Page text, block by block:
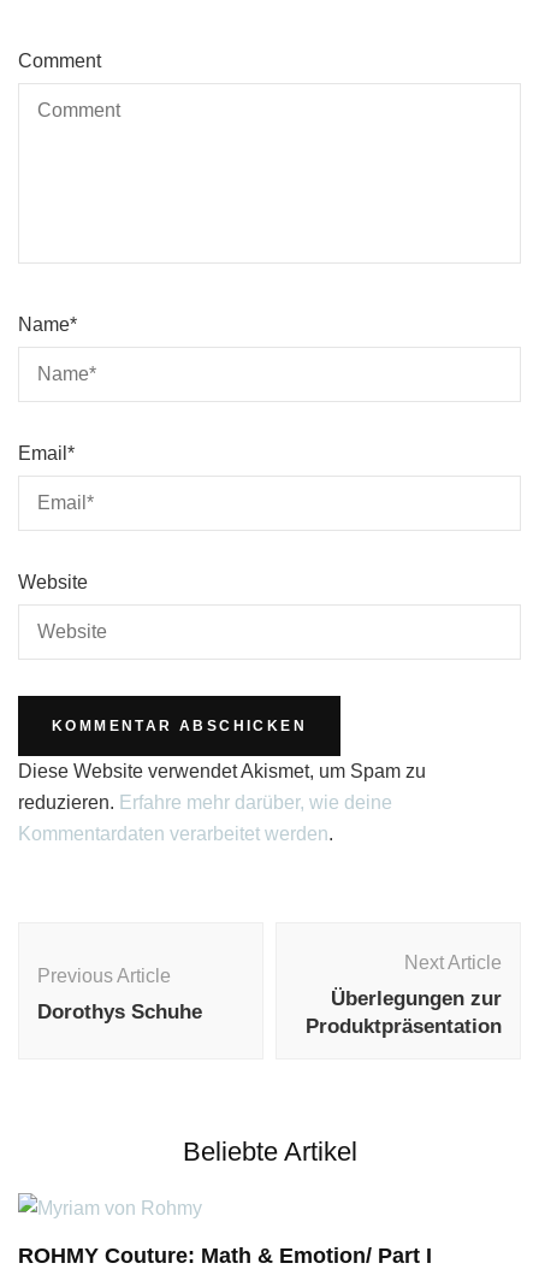
Comment
Name*
Email *
Website
Diese Website verwendet Akismet, um Spam zu
reduzieren. Erfahre mehr darüber, wie deine
Kommentardaten verarbeitet werden.
Navigation
Previous Article
Dorothys Schuhe
Next Article
Überlegungen zur
Produktpräsentation
Beliebte Artikel
ROHMY Couture: Math & Emotion/ Part I